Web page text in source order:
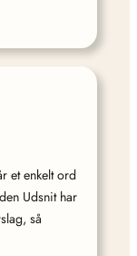
et enkelt ord
Udsnit har
så